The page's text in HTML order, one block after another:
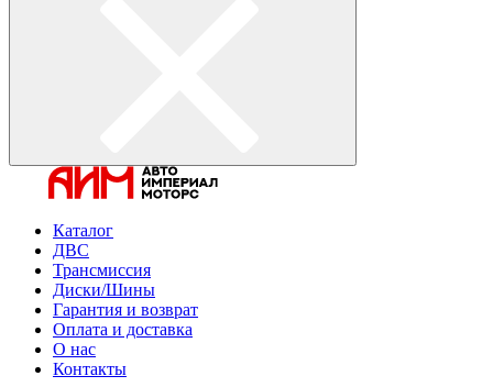
Каталог
ДВС
Трансмиссия
Диски/Шины
Гарантия и возврат
Оплата и доставка
О нас
Контакты